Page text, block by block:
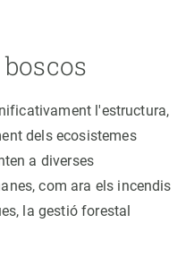
l'estructura,
dels ecosistemes
a diverses
com ara els incendis
la gestió forestal